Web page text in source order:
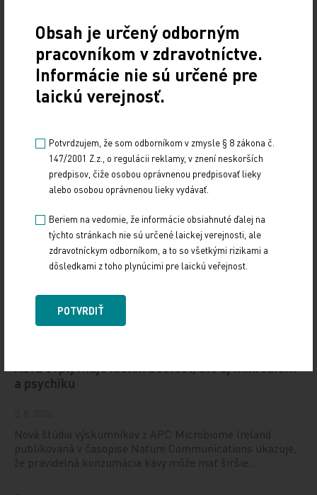
Odporúčané
Káva ovplyvňuje nielen bdelosť, ale aj mikrobióm
a psychiku
Nová štúdia výskumníkov z APC Microbiome Ireland
publikovaná v časopise Nature Communications ukazuje,
že pravidelná konzumácia kávy môže mať širšie…
Obsah je určený odborným
pracovníkom v zdravotníctve.
Informácie nie sú určené pre
laickú verejnosť.
Potvrdzujem, že som odborníkom v zmysle § 8 zákona č.
147/2001 Z.z., o regulácii reklamy, v znení neskorších
predpisov, čiže osobou oprávnenou predpisovať lieky
alebo osobou oprávnenou lieky vydávať.
Beriem na vedomie, že informácie obsiahnuté ďalej na
týchto stránkach nie sú určené laickej verejnosti, ale
zdravotníckym odborníkom, a to so všetkými rizikami a
dôsledkami z toho plynúcimi pre laickú veřejnost.
POTVRDIŤ